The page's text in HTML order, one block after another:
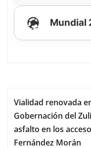
Mundial
Vialidad renovada
Gobernación del
asfalto en los
Fernández Morán